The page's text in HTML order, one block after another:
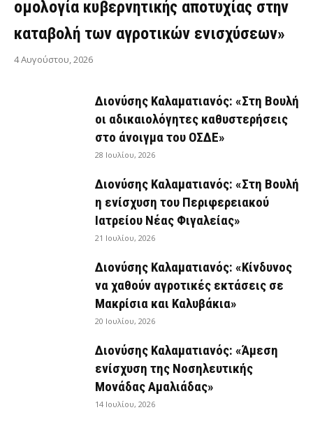
ομολογία κυβερνητικής αποτυχίας στην
καταβολή των αγροτικών ενισχύσεων»
4 Αυγούστου, 2026
Διονύσης Καλαματιανός: «Στη Βουλή
οι αδικαιολόγητες καθυστερήσεις
στο άνοιγμα του ΟΣΔΕ»
28 Ιουλίου, 2026
Διονύσης Καλαματιανός: «Στη Βουλή
η ενίσχυση του Περιφερειακού
Ιατρείου Νέας Φιγαλείας»
21 Ιουλίου, 2026
Διονύσης Καλαματιανός: «Κίνδυνος
να χαθούν αγροτικές εκτάσεις σε
Μακρίσια και Καλυβάκια»
20 Ιουλίου, 2026
Διονύσης Καλαματιανός: «Άμεση
ενίσχυση της Νοσηλευτικής
Μονάδας Αμαλιάδας»
14 Ιουλίου, 2026